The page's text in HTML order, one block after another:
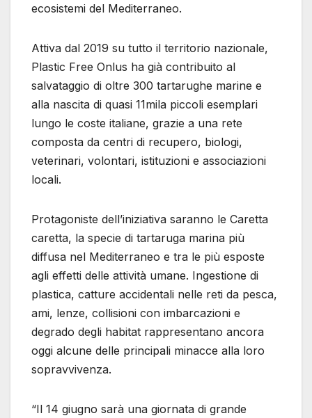
ecosistemi del Mediterraneo.
Attiva dal 2019 su tutto il territorio nazionale,
Plastic Free Onlus ha già contribuito al
salvataggio di oltre 300 tartarughe marine e
alla nascita di quasi 11mila piccoli esemplari
lungo le coste italiane, grazie a una rete
composta da centri di recupero, biologi,
veterinari, volontari, istituzioni e associazioni
locali.
Protagoniste dell’iniziativa saranno le Caretta
caretta, la specie di tartaruga marina più
diffusa nel Mediterraneo e tra le più esposte
agli effetti delle attività umane. Ingestione di
plastica, catture accidentali nelle reti da pesca,
ami, lenze, collisioni con imbarcazioni e
degrado degli habitat rappresentano ancora
oggi alcune delle principali minacce alla loro
sopravvivenza.
“Il 14 giugno sarà una giornata di grande